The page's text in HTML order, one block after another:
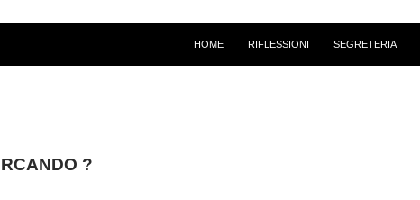
HOME RIFLESSIONI SEGRETERIA
?